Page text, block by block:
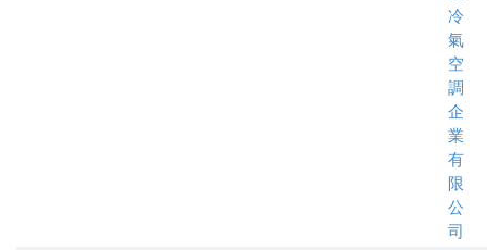
冷
氣
空
調
企
業
有
限
公
司